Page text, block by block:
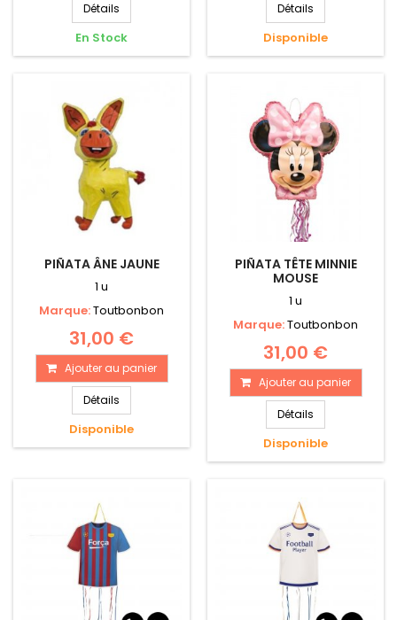
Détails
En Stock
Détails
Disponible
PIÑATA ÂNE JAUNE
1 u
Marque:Toutbonbon
31,00 €
Ajouter au panier
Détails
Disponible
PIÑATA TÊTE MINNIE
MOUSE
1 u
Marque:Toutbonbon
31,00 €
Ajouter au panier
Détails
Disponible